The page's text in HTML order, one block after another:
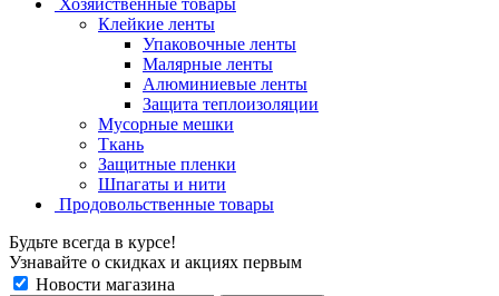
Хозяйственные товары
Клейкие ленты
Упаковочные ленты
Малярные ленты
Алюминиевые ленты
Защита теплоизоляции
Мусорные мешки
Ткань
Защитные пленки
Шпагаты и нити
Продовольственные товары
Будьте всегда в курсе!
Узнавайте о скидках и акциях первым
Новости магазина